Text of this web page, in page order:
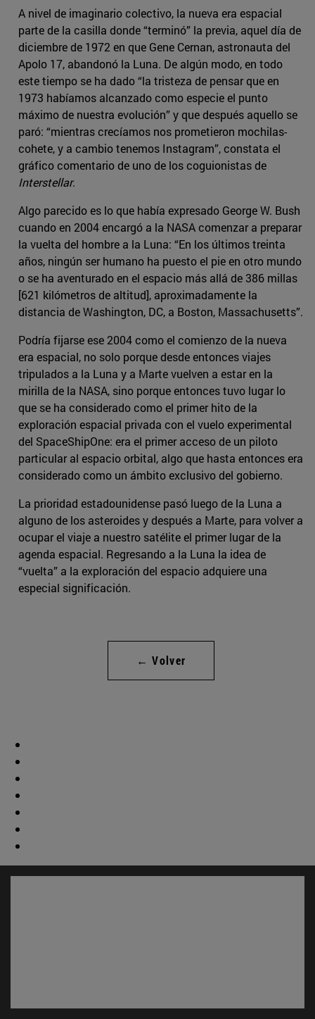
A nivel de imaginario colectivo, la nueva era espacial
parte de la casilla donde “terminó” la previa, aquel día de
diciembre de 1972 en que Gene Cernan, astronauta del
Apolo 17, abandonó la Luna. De algún modo, en todo
este tiempo se ha dado “la tristeza de pensar que en
1973 habíamos alcanzado como especie el punto
máximo de nuestra evolución” y que después aquello se
paró: “mientras crecíamos nos prometieron mochilas-
cohete, y a cambio tenemos Instagram”, constata el
gráfico comentario de uno de los coguionistas de
Interstellar.
Algo parecido es lo que había expresado George W. Bush
cuando en 2004 encargó a la NASA comenzar a preparar
la vuelta del hombre a la Luna: “En los últimos treinta
años, ningún ser humano ha puesto el pie en otro mundo
o se ha aventurado en el espacio más allá de 386 millas
[621 kilómetros de altitud], aproximadamente la
distancia de Washington, DC, a Boston, Massachusetts”.
Podría fijarse ese 2004 como el comienzo de la nueva
era espacial, no solo porque desde entonces viajes
tripulados a la Luna y a Marte vuelven a estar en la
mirilla de la NASA, sino porque entonces tuvo lugar lo
que se ha considerado como el primer hito de la
exploración espacial privada con el vuelo experimental
del SpaceShipOne: era el primer acceso de un piloto
particular al espacio orbital, algo que hasta entonces era
considerado como un ámbito exclusivo del gobierno.
La prioridad estadounidense pasó luego de la Luna a
alguno de los asteroides y después a Marte, para volver a
ocupar el viaje a nuestro satélite el primer lugar de la
agenda espacial. Regresando a la Luna la idea de
“vuelta” a la exploración del espacio adquiere una
especial significación.
← Volver